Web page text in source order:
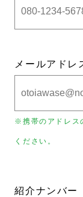
メールアドレ
※携帯のアドレス
ください。
紹介ナンバー